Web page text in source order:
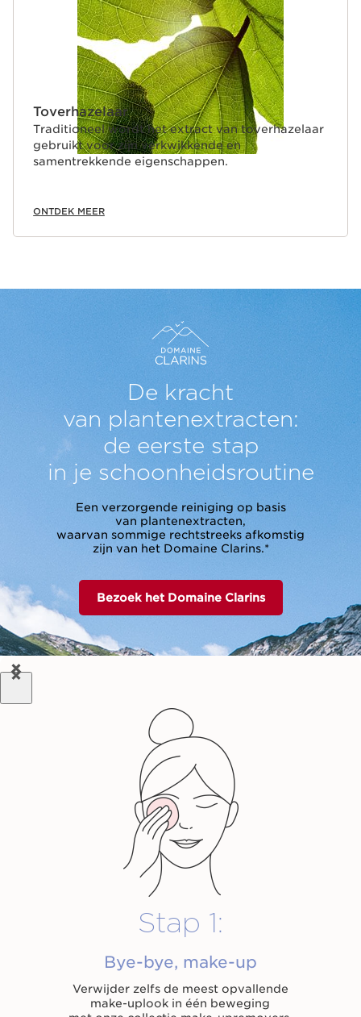
Toverhazelaar
Traditioneel wordt het extract van toverhazelaar
gebruikt voor zijn verkwikkende en
samentrekkende eigenschappen.
ONTDEK MEER
De kracht
van plantenextracten:
de eerste stap
in je schoonheidsroutine
Een verzorgende reiniging op basis
van plantenextracten,
waarvan sommige rechtstreeks afkomstig
zijn van het Domaine Clarins.*
Bezoek het Domaine Clarins
Stap 1:
Bye-bye, make-up
Verwijder zelfs de meest opvallende
make-uplook in één beweging
met onze collectie make-upremovers.